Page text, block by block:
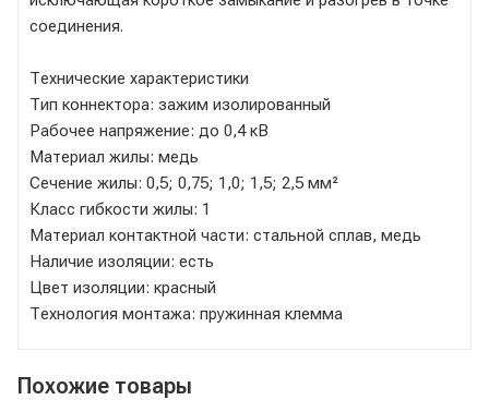
соединения.
Технические характеристики
Тип коннектора: зажим изолированный
Рабочее напряжение: до 0,4 кВ
Материал жилы: медь
Сечение жилы: 0,5; 0,75; 1,0; 1,5; 2,5 мм²
Класс гибкости жилы: 1
Материал контактной части: стальной сплав, медь
Наличие изоляции: есть
Цвет изоляции: красный
Технология монтажа: пружинная клемма
Похожие товары